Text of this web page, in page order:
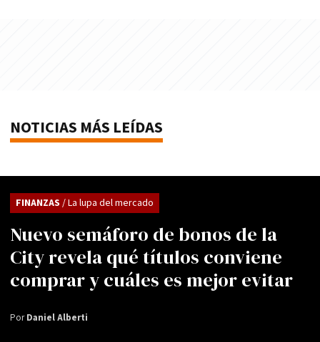
NOTICIAS MÁS LEÍDAS
Nuevo semáforo de bonos de la
City revela qué títulos conviene
comprar y cuáles es mejor evitar
FINANZAS / La lupa del mercado
PorDaniel Alberti